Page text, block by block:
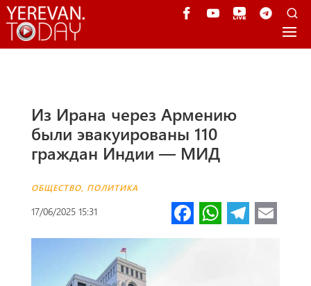
Из Ирана через Армению
были эвакуированы 110
граждан Индии — МИД
ОБЩЕСТВО, ПОЛИТИКА
17/06/2025 15:31 Fa
ce
W Te